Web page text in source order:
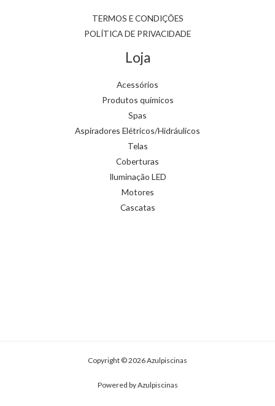
TERMOS E CONDIÇÕES
POLÍTICA DE PRIVACIDADE
Loja
Acessórios
Produtos químicos
Spas
Aspiradores Elétricos/Hidráulicos
Telas
Coberturas
Iluminação LED
Motores
Cascatas
Copyright © 2026 Azulpiscinas
Powered by Azulpiscinas